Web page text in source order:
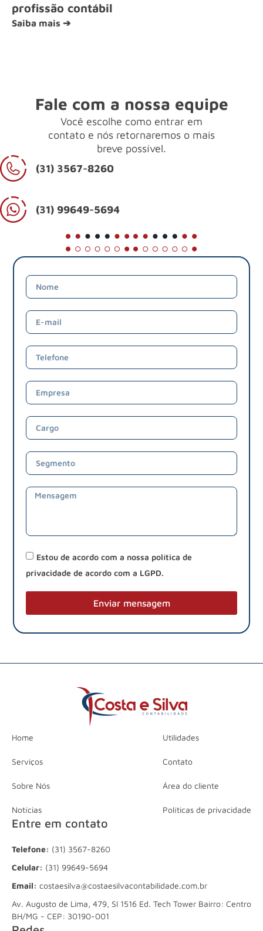
profissão contábil
Saiba mais ➔
Fale com a nossa equipe
Você escolhe como entrar em
contato e nós retornaremos o mais
breve possível.
(31) 3567-8260
(31) 99649-5694
Estou de acordo com a nossa política de
privacidade de acordo com a LGPD.
Enviar mensagem
Home
Serviços
Sobre Nós
Notícias
Utilidades
Contato
Área do cliente
Políticas de privacidade
Entre em contato
Telefone: (31) 3567-8260
Celular: (31) 99649-5694
Email: costaesilva@costaesilvacontabilidade.com.br
Av. Augusto de Lima, 479, Sl 1516 Ed. Tech Tower Bairro: Centro
BH/MG - CEP: 30190-001